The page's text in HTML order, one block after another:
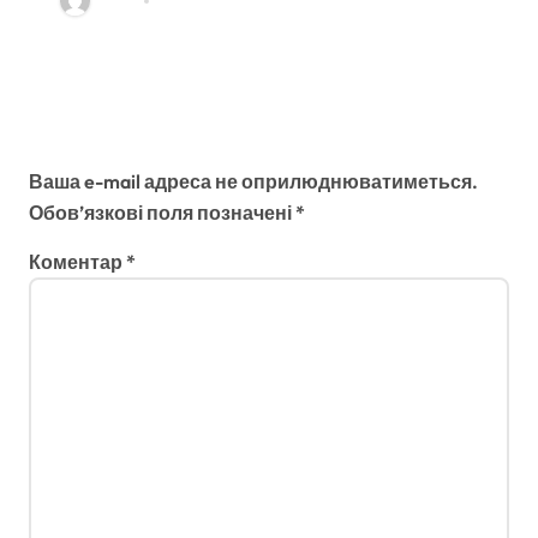
Ваша e-mail адреса не оприлюднюватиметься.
Обов’язкові поля позначені*
Коментар *